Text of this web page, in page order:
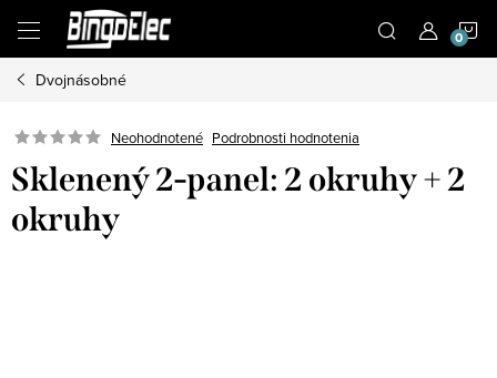
obsah
Dvojnásobné
Neohodnotené Podrobnosti hodnotenia
Sklenený 2-panel: 2 okruhy + 2
okruhy